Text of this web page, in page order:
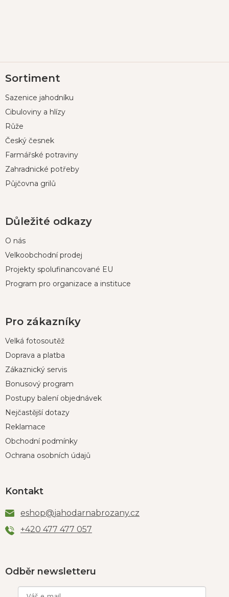
á
a
Sortiment
Sazenice jahodníku
Cibuloviny a hlízy
Růže
Český česnek
Farmářské potraviny
Zahradnické potřeby
Půjčovna grilů
Důležité odkazy
O nás
Velkoobchodní prodej
Projekty spolufinancované EU
Program pro organizace a instituce
Pro zákazníky
Velká fotosoutěž
Doprava a platba
Zákaznický servis
Bonusový program
Postupy balení objednávek
Nejčastější dotazy
Reklamace
Obchodní podmínky
Ochrana osobních údajů
Kontakt
eshop@jahodarnabrozany.cz
+420 477 477 057
Odběr newsletteru